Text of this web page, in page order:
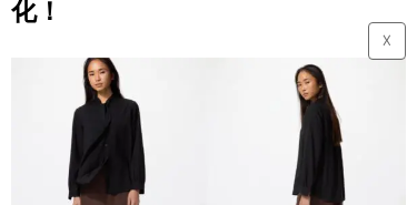
化！
☓